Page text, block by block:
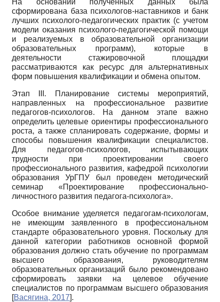
На основании полученных данных была
сформирована база психологов-наставников и банк
лучших психолого-педагогических практик (с учетом
модели оказания психолого-педагогической помощи
и реализуемых в образовательной организации
образовательных программ), которые в
деятельности стажировочной площадки
рассматриваются как ресурс для альтернативных
форм повышения квалификации и обмена опытом.
Этап III.
Планирование системы мероприятий,
направленных на профессиональное развитие
педагогов-психологов. На данном этапе важно
определить целевые ориентиры профессионального
роста, а также спланировать содержание, формы и
способы повышения квалификации специалистов.
Для педагогов-психологов, испытывающих
трудности при проектировании своего
профессионального развития, кафедрой психологии
образования УрГПУ был проведен методический
семинар «Проектирование профессионально-
личностного развития педагога-психолога».
Особое внимание уделяется педагогам-психологам,
не имеющим заявленного в профессиональном
стандарте образовательного уровня. Поскольку для
данной категории работников основной формой
образования должно стать обучение по программам
высшего образования, руководителям
образовательных организаций было рекомендовано
сформировать заявки на целевое обучение
специалистов по программам высшего образования
[Васягина, 2017].